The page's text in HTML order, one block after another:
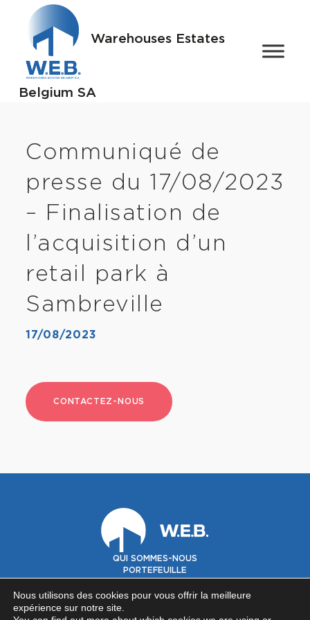
Warehouses Estates
Belgium SA
17/08/2023
Communiqué de
presse du 17/08/2023
– Finalisation de
l’acquisition d’un
retail park à
Sambreville
CONTACTEZ-NOUS
QUI SOMMES-NOUS
PORTEFEUILLE
INVESTISSEURS
Nous utilisons des cookies pour vous offrir la meilleure
expérience sur notre site.